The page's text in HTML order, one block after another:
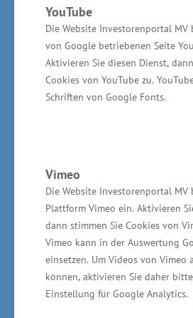
YouTube
Die Website Investorenportal
von Google betriebenen Seite
Aktivieren Sie diesen Dienst,
Cookies von YouTube zu.
Schriften von Google Fonts.
Vimeo
Die Website Investorenportal
Plattform Vimeo ein. Aktivieren
dann stimmen Sie Cookies von
Vimeo kann in der Auswertung
einsetzen. Um Videos von Vimeo
können, aktivieren Sie daher
Einstellung für Google Analytics.
Millionen Euro.
Förderung der integrierten
Stadtentwicklung
Stadtentwicklung sind 91
Vorhaben mit förderfähigen
53,8 Millionen Euro bewilligt
(Detailinformationen zu allen
siehe Anhang).
„Trotz aller Erfolge in der
werden auch weiterhin